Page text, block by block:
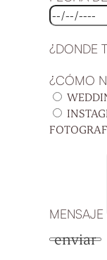
¿DONDE
¿CÓMO
MENSAJE
enviar